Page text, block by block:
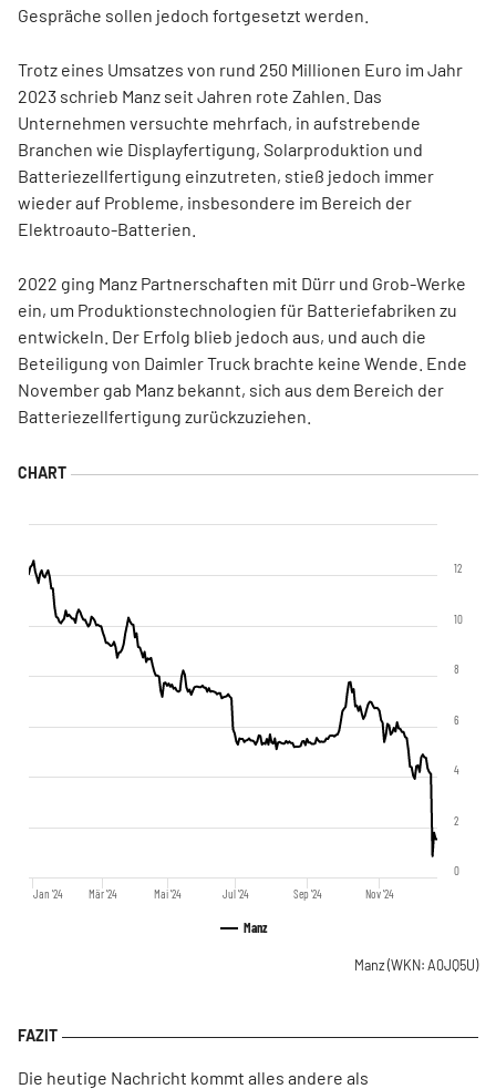
Gespräche sollen jedoch fortgesetzt werden.
Trotz eines Umsatzes von rund 250 Millionen Euro im Jahr
2023 schrieb Manz seit Jahren rote Zahlen. Das
Unternehmen versuchte mehrfach, in aufstrebende
Branchen wie Displayfertigung, Solarproduktion und
Batteriezellfertigung einzutreten, stieß jedoch immer
wieder auf Probleme, insbesondere im Bereich der
Elektroauto-Batterien.
2022 ging Manz Partnerschaften mit Dürr und Grob-Werke
ein, um Produktionstechnologien für Batteriefabriken zu
entwickeln. Der Erfolg blieb jedoch aus, und auch die
Beteiligung von Daimler Truck brachte keine Wende. Ende
November gab Manz bekannt, sich aus dem Bereich der
Batteriezellfertigung zurückzuziehen.
Manz
Jan '24 Mär '24 Mai '24 Jul '24 Sep '24 Nov '24
0
2
4
6
8
10
12
Manz (WKN: A0JQ5U)
Die heutige Nachricht kommt alles andere als